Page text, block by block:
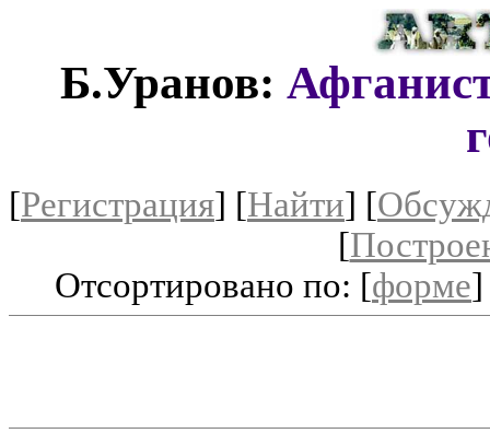
Б.Уранов:
[Регистрация] [Найти] [
[
Отсортировано по: [форме